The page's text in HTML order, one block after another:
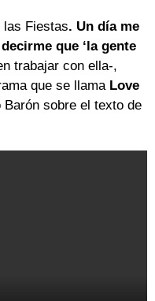
las Fiestas. Un día me
que ‘la gente
trabajar con ella-,
que se llama Love
Barón sobre el texto de